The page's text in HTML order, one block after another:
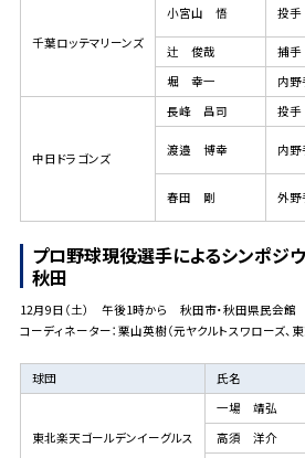
千葉ロッテマリーンズ
小宮山 悟 投手
辻 俊哉
捕手
堀 幸一
内野
中日ドラゴンズ
長峰 昌司 投手
渡邉 博幸 内野
春田 剛 外野
プロ野球現役選手によるシンポジウ
秋田
12月9日（土） 午後1時から 秋田市・秋田県民会館
コーディネーター：栗山英樹（元ヤクルトスワローズ、東
球団 氏名
東北楽天ゴールデンイーグルス
一場 靖弘
高須 洋介